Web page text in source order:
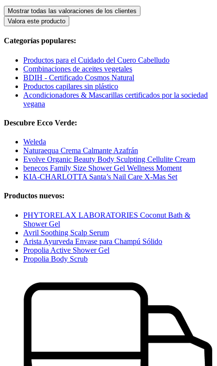
Mostrar todas las valoraciones de los clientes
Valora este producto
Categorías populares:
Productos para el Cuidado del Cuero Cabelludo
Combinaciones de aceites vegetales
BDIH - Certificado Cosmos Natural
Productos capilares sin plástico
Acondicionadores & Mascarillas certificados por la sociedad
vegana
Descubre Ecco Verde:
Weleda
Naturaequa Crema Calmante Azafrán
Evolve Organic Beauty Body Sculpting Cellulite Cream
benecos Family Size Shower Gel Wellness Moment
KIA-CHARLOTTA Santa’s Nail Care X-Mas Set
Productos nuevos:
PHYTORELAX LABORATORIES Coconut Bath &
Shower Gel
Avril Soothing Scalp Serum
Arista Ayurveda Envase para Champú Sólido
Propolia Active Shower Gel
Propolia Body Scrub